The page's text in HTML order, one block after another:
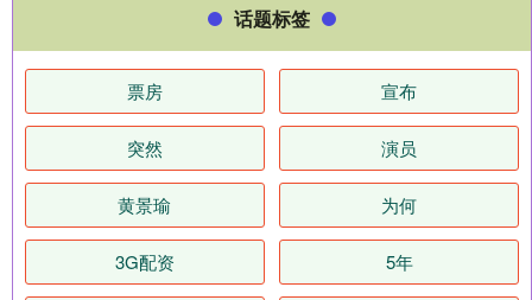
话题标签
票房 宣布
突然 演员
黄景瑜 为何
3G配资 5年